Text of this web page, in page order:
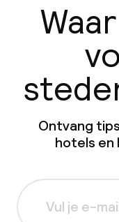
Ontvang
hotels en